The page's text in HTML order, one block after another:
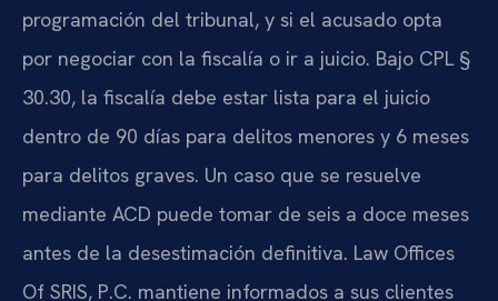
programación del tribunal, y si el acusado opta
por negociar con la fiscalía o ir a juicio. Bajo CPL §
30.30, la fiscalía debe estar lista para el juicio
dentro de 90 días para delitos menores y 6 meses
para delitos graves. Un caso que se resuelve
mediante ACD puede tomar de seis a doce meses
antes de la desestimación definitiva. Law Offices
Of SRIS, P.C. mantiene informados a sus clientes